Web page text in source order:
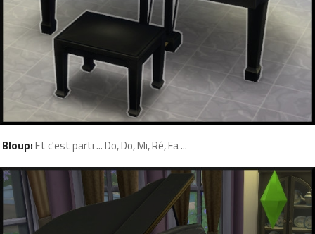
Bloup:Et c'est parti ... Do, Do, Mi, Ré, Fa ...